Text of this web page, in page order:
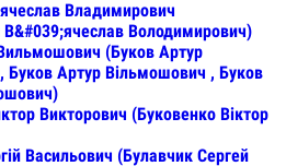
Владимирович
В&#039;ячеслав Володимирович)
(Буков Артур
Буков Артур Вільмошович , Буков
Викторович (Буковенко Віктор
Васильович (Булавчик Сергей